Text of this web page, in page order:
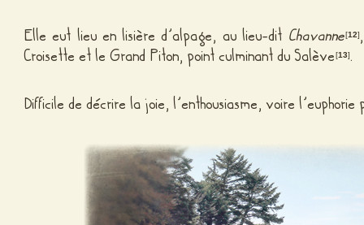
Elle eut lieu en lisière d’alpage, au lieu-dit Chavanne[12]
Croisette et le Grand Piton, point culminant du Salève[13].
Difficile de décrire la joie, l’enthousiasme, voire